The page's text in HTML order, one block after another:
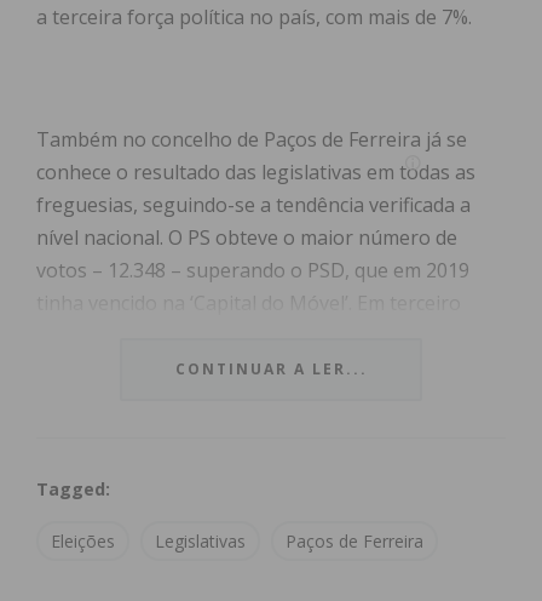
a terceira força política no país, com mais de 7%.
Também no concelho de Paços de Ferreira já se
conhece o resultado das legislativas em todas as
freguesias, seguindo-se a tendência verificada a
nível nacional. O PS obteve o maior número de
votos – 12.348 – superando o PSD, que em 2019
quarto a Iniciativa Liberal, com 3,78%.
CONTINUAR A LER...
Tagged:
Eleições Legislativas Paços de Ferreira